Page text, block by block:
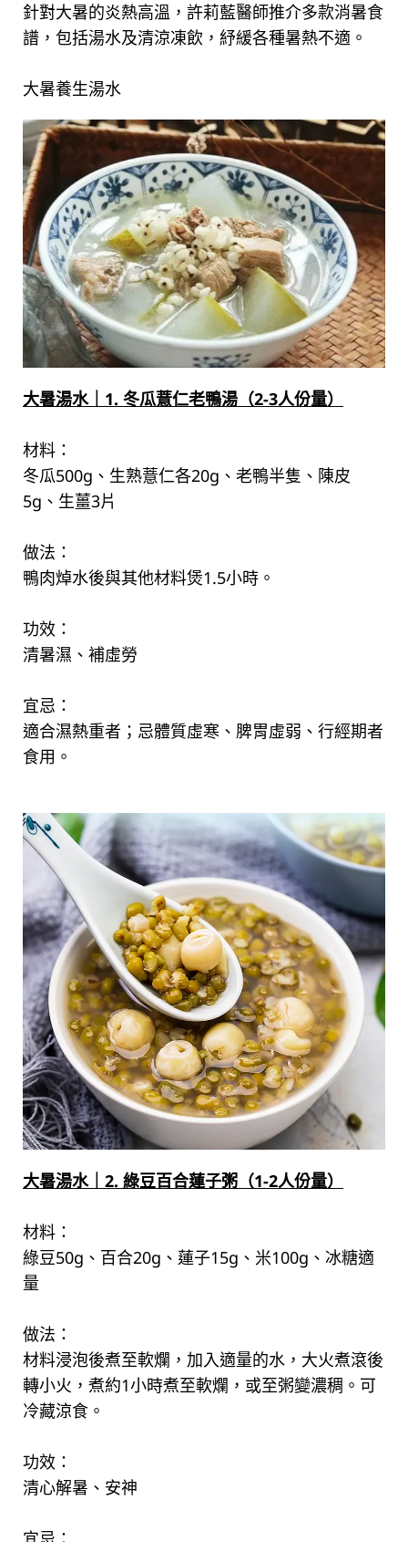
針對大暑的炎熱高溫，許莉藍醫師推介多款消暑食
譜，包括湯水及清涼凍飲，紓緩各種暑熱不適。
大暑養生湯水
大暑湯水｜1. 冬瓜薏仁老鴨湯（2-3人份量）
材料：
冬瓜500g、生熟薏仁各20g、老鴨半隻、陳皮
5g、生薑3片
做法：
鴨肉焯水後與其他材料煲1.5小時。
功效：
清暑濕、補虛勞
宜忌：
適合濕熱重者；忌體質虛寒、脾胃虛弱、行經期者
食用。
大暑湯水｜2. 綠豆百合蓮子粥（1-2人份量）
材料：
綠豆50g、百合20g、蓮子15g、米100g、冰糖適
量
做法：
材料浸泡後煮至軟爛，加入適量的水，大火煮滾後
轉小火，煮約1小時煮至軟爛，或至粥變濃稠。可
冷藏涼食。
功效：
清心解暑、安神